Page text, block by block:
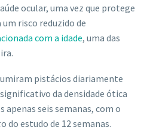
ocular, uma vez que protege
risco reduzido de
com a idade, uma das
pistácios diariamente
da densidade ótica
seis semanas, com o
estudo de 12 semanas.